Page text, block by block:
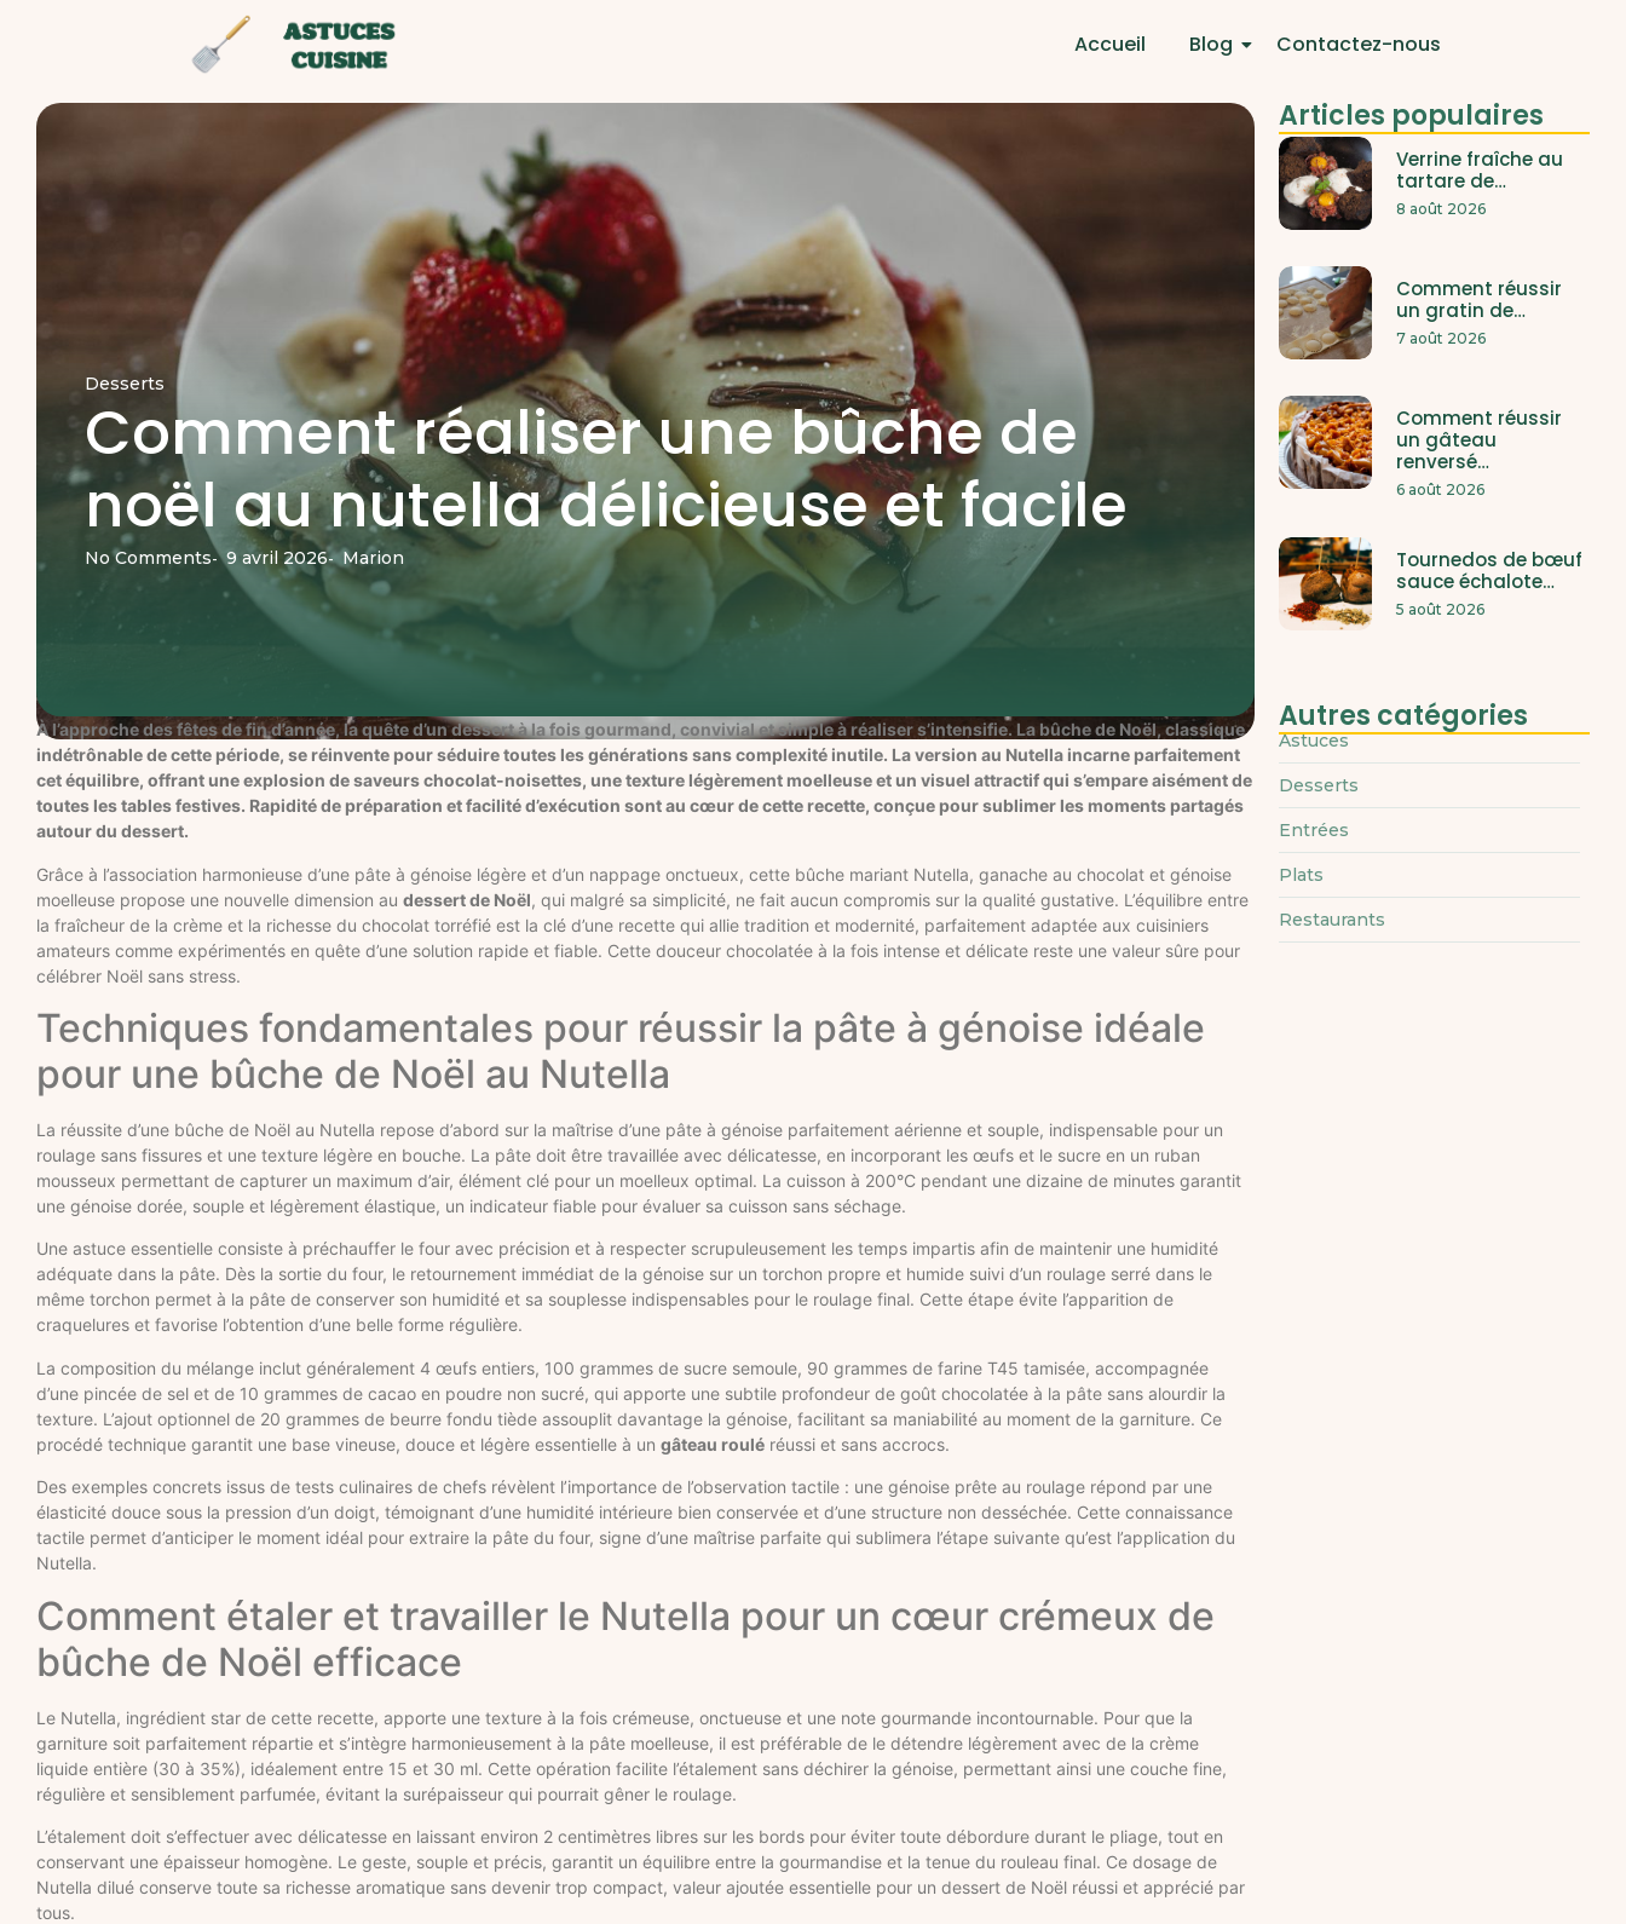
Accueil Blog Contactez-nous
Desserts
Comment réaliser une bûche de
noël au nutella délicieuse et facile
No Comments- 9 avril 2026- Marion
À l’approche des fêtes de fin d’année, la quête d’un dessert à la fois gourmand, convivial et simple à réaliser s’intensifie. La bûche de Noël, classique
indétrônable de cette période, se réinvente pour séduire toutes les générations sans complexité inutile. La version au Nutella incarne parfaitement
cet équilibre, offrant une explosion de saveurs chocolat-noisettes, une texture légèrement moelleuse et un visuel attractif qui s’empare aisément de
toutes les tables festives. Rapidité de préparation et facilité d’exécution sont au cœur de cette recette, conçue pour sublimer les moments partagés
autour du dessert.
Grâce à l’association harmonieuse d’une pâte à génoise légère et d’un nappage onctueux, cette bûche mariant Nutella, ganache au chocolat et génoise
moelleuse propose une nouvelle dimension au dessert de Noël, qui malgré sa simplicité, ne fait aucun compromis sur la qualité gustative. L’équilibre entre
la fraîcheur de la crème et la richesse du chocolat torréfié est la clé d’une recette qui allie tradition et modernité, parfaitement adaptée aux cuisiniers
amateurs comme expérimentés en quête d’une solution rapide et fiable. Cette douceur chocolatée à la fois intense et délicate reste une valeur sûre pour
célébrer Noël sans stress.
Techniques fondamentales pour réussir la pâte à génoise idéale
pour une bûche de Noël au Nutella
La réussite d’une bûche de Noël au Nutella repose d’abord sur la maîtrise d’une pâte à génoise parfaitement aérienne et souple, indispensable pour un
roulage sans fissures et une texture légère en bouche. La pâte doit être travaillée avec délicatesse, en incorporant les œufs et le sucre en un ruban
mousseux permettant de capturer un maximum d’air, élément clé pour un moelleux optimal. La cuisson à 200°C pendant une dizaine de minutes garantit
une génoise dorée, souple et légèrement élastique, un indicateur fiable pour évaluer sa cuisson sans séchage.
Une astuce essentielle consiste à préchauffer le four avec précision et à respecter scrupuleusement les temps impartis afin de maintenir une humidité
adéquate dans la pâte. Dès la sortie du four, le retournement immédiat de la génoise sur un torchon propre et humide suivi d’un roulage serré dans le
même torchon permet à la pâte de conserver son humidité et sa souplesse indispensables pour le roulage final. Cette étape évite l’apparition de
craquelures et favorise l’obtention d’une belle forme régulière.
La composition du mélange inclut généralement 4 œufs entiers, 100 grammes de sucre semoule, 90 grammes de farine T45 tamisée, accompagnée
d’une pincée de sel et de 10 grammes de cacao en poudre non sucré, qui apporte une subtile profondeur de goût chocolatée à la pâte sans alourdir la
texture. L’ajout optionnel de 20 grammes de beurre fondu tiède assouplit davantage la génoise, facilitant sa maniabilité au moment de la garniture. Ce
procédé technique garantit une base vineuse, douce et légère essentielle à un gâteau roulé réussi et sans accrocs.
Des exemples concrets issus de tests culinaires de chefs révèlent l’importance de l’observation tactile : une génoise prête au roulage répond par une
élasticité douce sous la pression d’un doigt, témoignant d’une humidité intérieure bien conservée et d’une structure non desséchée. Cette connaissance
tactile permet d’anticiper le moment idéal pour extraire la pâte du four, signe d’une maîtrise parfaite qui sublimera l’étape suivante qu’est l’application du
Nutella.
Comment étaler et travailler le Nutella pour un cœur crémeux de
bûche de Noël efficace
Le Nutella, ingrédient star de cette recette, apporte une texture à la fois crémeuse, onctueuse et une note gourmande incontournable. Pour que la
garniture soit parfaitement répartie et s’intègre harmonieusement à la pâte moelleuse, il est préférable de le détendre légèrement avec de la crème
liquide entière (30 à 35%), idéalement entre 15 et 30 ml. Cette opération facilite l’étalement sans déchirer la génoise, permettant ainsi une couche fine,
régulière et sensiblement parfumée, évitant la surépaisseur qui pourrait gêner le roulage.
L’étalement doit s’effectuer avec délicatesse en laissant environ 2 centimètres libres sur les bords pour éviter toute débordure durant le pliage, tout en
conservant une épaisseur homogène. Le geste, souple et précis, garantit un équilibre entre la gourmandise et la tenue du rouleau final. Ce dosage de
Nutella dilué conserve toute sa richesse aromatique sans devenir trop compact, valeur ajoutée essentielle pour un dessert de Noël réussi et apprécié par
tous.
Articles populaires
Verrine fraîche au
tartare de…
8 août 2026
Comment réussir
un gratin de…
7 août 2026
Comment réussir
un gâteau
renversé…
6 août 2026
Tournedos de bœuf
sauce échalote…
5 août 2026
Autres catégories
Astuces
Desserts
Entrées
Plats
Restaurants